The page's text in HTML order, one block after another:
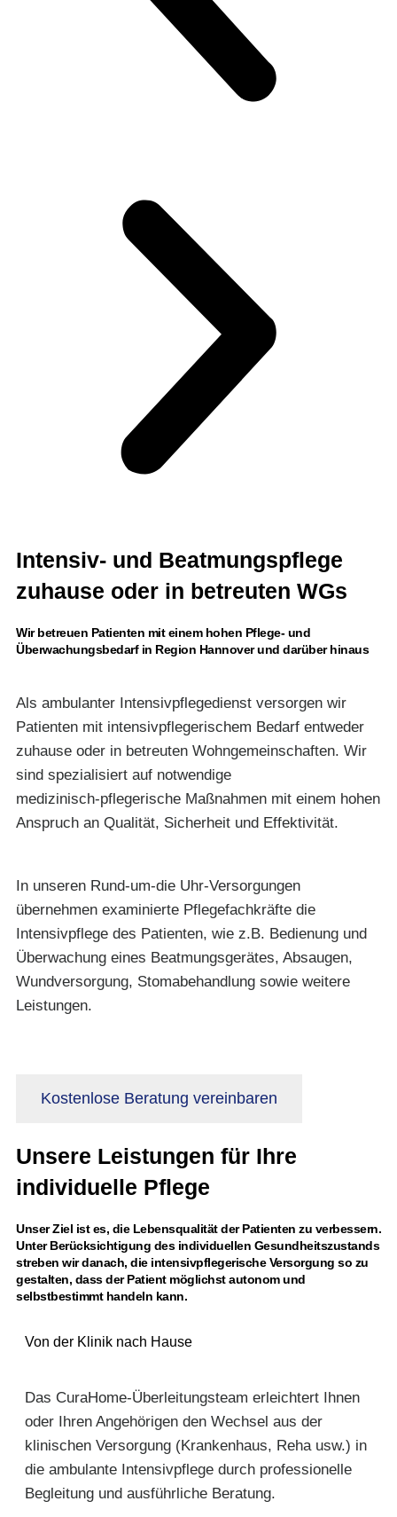
Intensiv- und Beatmungspflege
zuhause oder in betreuten WGs
Wir betreuen Patienten mit einem hohen Pflege- und
Überwachungsbedarf in Region Hannover und darüber hinaus
Als ambulanter Intensivpflegedienst versorgen wir
Patienten mit intensivpflegerischem Bedarf entweder
zuhause oder in betreuten Wohngemeinschaften. Wir
sind spezialisiert auf notwendige
medizinisch-pflegerische Maßnahmen mit einem hohen
Anspruch an Qualität, Sicherheit und Effektivität.
In unseren Rund-um-die Uhr-Versorgungen
übernehmen examinierte Pflegefachkräfte die
Intensivpflege des Patienten, wie z.B. Bedienung und
Überwachung eines Beatmungsgerätes, Absaugen,
Wundversorgung, Stomabehandlung sowie weitere
Leistungen.
Kostenlose Beratung vereinbaren
Unsere Leistungen für Ihre
individuelle Pflege
Unser Ziel ist es, die Lebensqualität der Patienten zu verbessern.
Unter Berücksichtigung des individuellen Gesundheitszustands
streben wir danach, die intensivpflegerische Versorgung so zu
gestalten, dass der Patient möglichst autonom und
selbstbestimmt handeln kann.
Von der Klinik nach Hause
Das CuraHome-Überleitungsteam erleichtert Ihnen
oder Ihren Angehörigen den Wechsel aus der
klinischen Versorgung (Krankenhaus, Reha usw.) in
die ambulante Intensivpflege durch professionelle
Begleitung und ausführliche Beratung.